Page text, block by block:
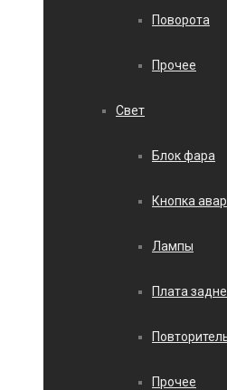
Поворота
Прочее
Свет
Блок фара
Кнопка
Лампы
Плата
Прочее